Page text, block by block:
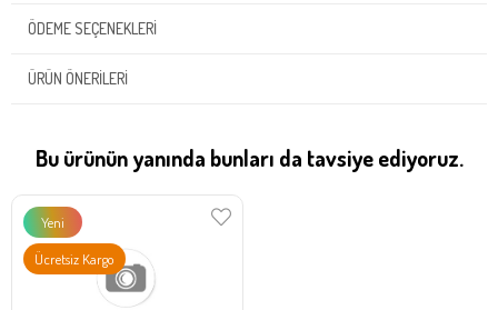
ÖDEME SEÇENEKLERI
ÜRÜN ÖNERILERI
Bu ürünün yanında bunları da tavsiye ediyoruz.
Yeni
Ürün
Ücretsiz Kargo